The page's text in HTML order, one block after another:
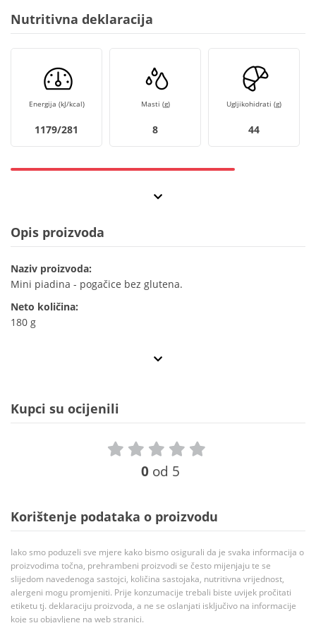
Nutritivna deklaracija
Energija (kJ/kcal)
1179/281
Masti (g)
8
Ugljikohidrati (g)
44
Opis proizvoda
Naziv proizvoda:
Mini piadina - pogačice bez glutena.
Neto količina:
180 g
Kupci su ocijenili
0 od 5
Korištenje podataka o proizvodu
Iako smo poduzeli sve mjere kako bismo osigurali da je svaka informacija o
proizvodima točna, prehrambeni proizvodi se često mijenjaju te se
slijedom navedenoga sastojci, količina sastojaka, nutritivna vrijednost,
alergeni mogu promjeniti. Prije konzumacije trebali biste uvijek pročitati
etiketu tj. deklaraciju proizvoda, a ne se oslanjati isključivo na informacije
koje su objavljene na web stranici.